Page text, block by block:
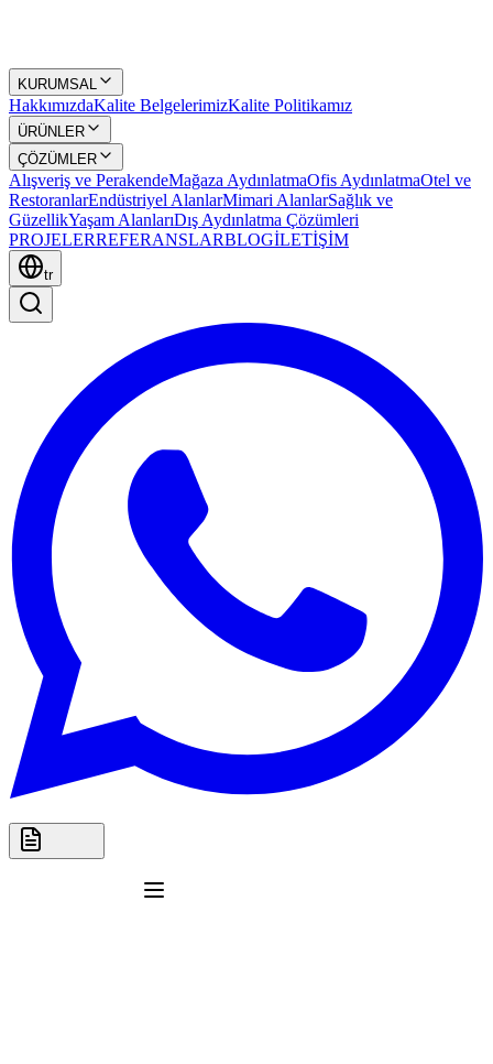
KURUMSAL
HakkımızdaKalite BelgelerimizKalite Politikamız
ÜRÜNLER
ÇÖZÜMLER
Alışveriş ve PerakendeMağaza AydınlatmaOfis AydınlatmaOtel ve
RestoranlarEndüstriyel AlanlarMimari AlanlarSağlık ve
GüzellikYaşam AlanlarıDış Aydınlatma Çözümleri
PROJELERREFERANSLARBLOGİLETİŞİM
tr